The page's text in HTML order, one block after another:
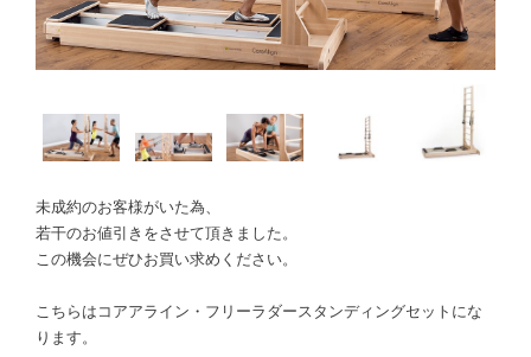
未成約のお客様がいた為、
若干のお値引きをさせて頂きました。
この機会にぜひお買い求めください。
こちらはコアアライン・フリーラダースタンディングセットにな
ります。